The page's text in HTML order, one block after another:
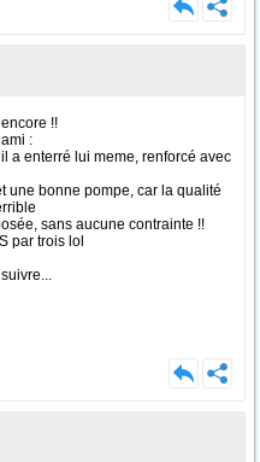
!!
:
a enterré lui meme, renforcé avec
une bonne pompe, car la qualité
sans aucune contrainte !!
par trois lol